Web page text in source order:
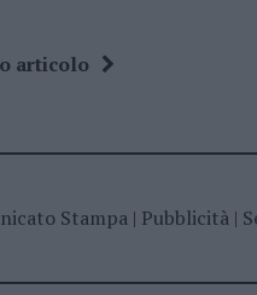
articolo
Stampa| Pubblicità|